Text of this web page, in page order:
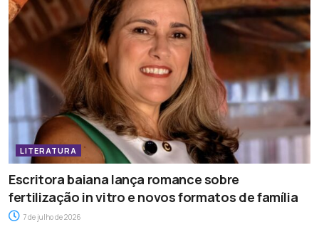
LITERATURA
Escritora baiana lança romance sobre
fertilização in vitro e novos formatos de família
7 de julho de 2026